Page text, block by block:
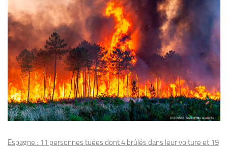
Espagne : 11 personnes tuées dont 4 brûlés dans leur voiture et 19